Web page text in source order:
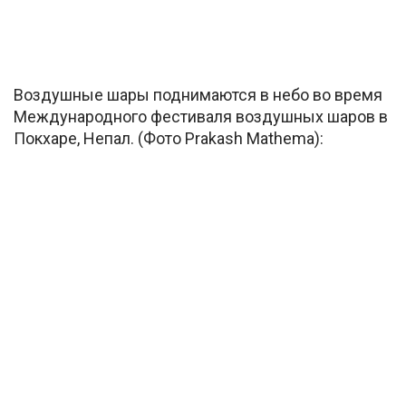
Воздушные шары поднимаются в небо во время
Международного фестиваля воздушных шаров в
Покхаре, Непал. (Фото Prakash Mathema):